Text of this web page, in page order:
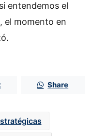
entendemos el
el momento en
Share